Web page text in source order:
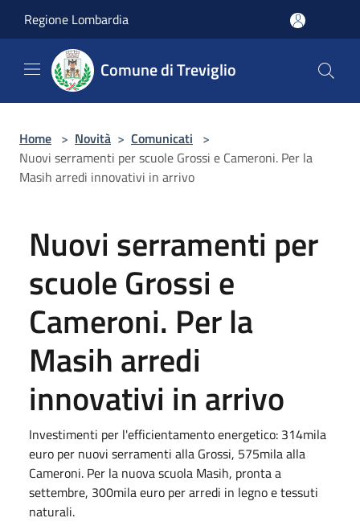
Regione Lombardia
Comune di Treviglio
Home > Novità > Comunicati >
Nuovi serramenti per scuole Grossi e Cameroni. Per la
Masih arredi innovativi in arrivo
Nuovi serramenti per
scuole Grossi e
Cameroni. Per la
Masih arredi
innovativi in arrivo
Investimenti per l'efficientamento energetico: 314mila
euro per nuovi serramenti alla Grossi, 575mila alla
Cameroni. Per la nuova scuola Masih, pronta a
settembre, 300mila euro per arredi in legno e tessuti
naturali.